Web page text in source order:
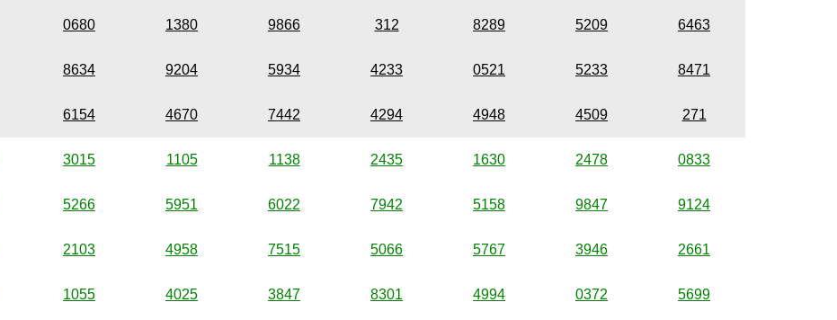
0680 1380 9866 312 8289 5209 6463
8634 9204 5934 4233 0521 5233 8471
6154 4670 7442 4294 4948 4509 271
3015 1105 1138 2435 1630 2478 0833
5266 5951 6022 7942 5158 9847 9124
2103 4958 7515 5066 5767 3946 2661
1055 4025 3847 8301 4994 0372 5699